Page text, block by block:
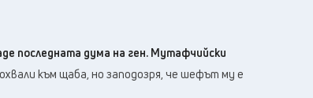
последната дума на ген. Мутафчийски
към щаба, но заподозря, че шефът му е